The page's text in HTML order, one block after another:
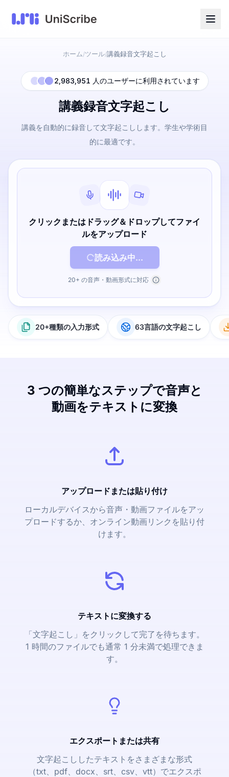
ホーム /ツール/講義録音文字起こし
2,983,951 人のユーザーに利用されています
講義録音文字起こし
講義を自動的に録音して文字起こしします。学生や学術目
的に最適です。
クリックまたはドラッグ＆ドロップしてファイ
ルをアップロード
読み込み中...
20+ の音声・動画形式に対応
20+種類の入力形式 63言語の文字起こし
3 つの簡単なステップで音声と
動画をテキストに変換
アップロードまたは貼り付け
ローカルデバイスから音声・動画ファイルをアッ
プロードするか、オンライン動画リンクを貼り付
けます。
テキストに変換する
「文字起こし」をクリックして完了を待ちます。
1 時間のファイルでも通常 1 分未満で処理できま
す。
エクスポートまたは共有
文字起こししたテキストをさまざまな形式
（txt、pdf、docx、srt、csv、vtt）でエクスポ